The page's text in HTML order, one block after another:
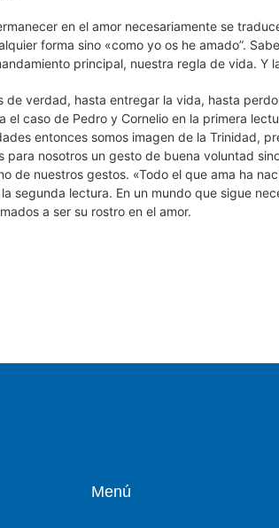
en el amor necesariamente se
forma sino «como yo os he amado”.
principal, nuestra regla de vida. Y
de verdad, hasta entregar la vida, hasta
el caso de Pedro y Cornelio en la primera
entonces somos imagen de la Trinidad,
para nosotros un gesto de buena voluntad
de nuestros gestos. «Todo el que ama ha
segunda lectura. En un mundo que sigue
a ser su rostro en el amor.
Menú